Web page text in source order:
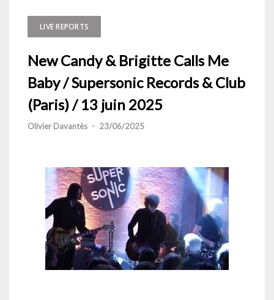
LIVE REPORTS
New Candy & Brigitte Calls Me
Baby / Supersonic Records & Club
(Paris) / 13 juin 2025
Olivier Davantès - 23/06/2025